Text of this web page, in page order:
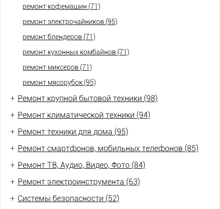
ремонт кофемашин (71)
ремонт электрочайников (95)
ремонт блендеров (71)
ремонт кухонных комбайнов (71)
ремонт миксеров (71)
ремонт мясорубок (95)
+ Ремонт крупной бытовой техники (98)
+ Ремонт климатической техники (94)
+ Ремонт техники для дома (95)
+ Ремонт смартфонов, мобильных телефонов (85)
+ Ремонт ТВ, Аудио, Видео, Фото (84)
+ Ремонт электроинструмента (63)
+ Системы безопасности (52)